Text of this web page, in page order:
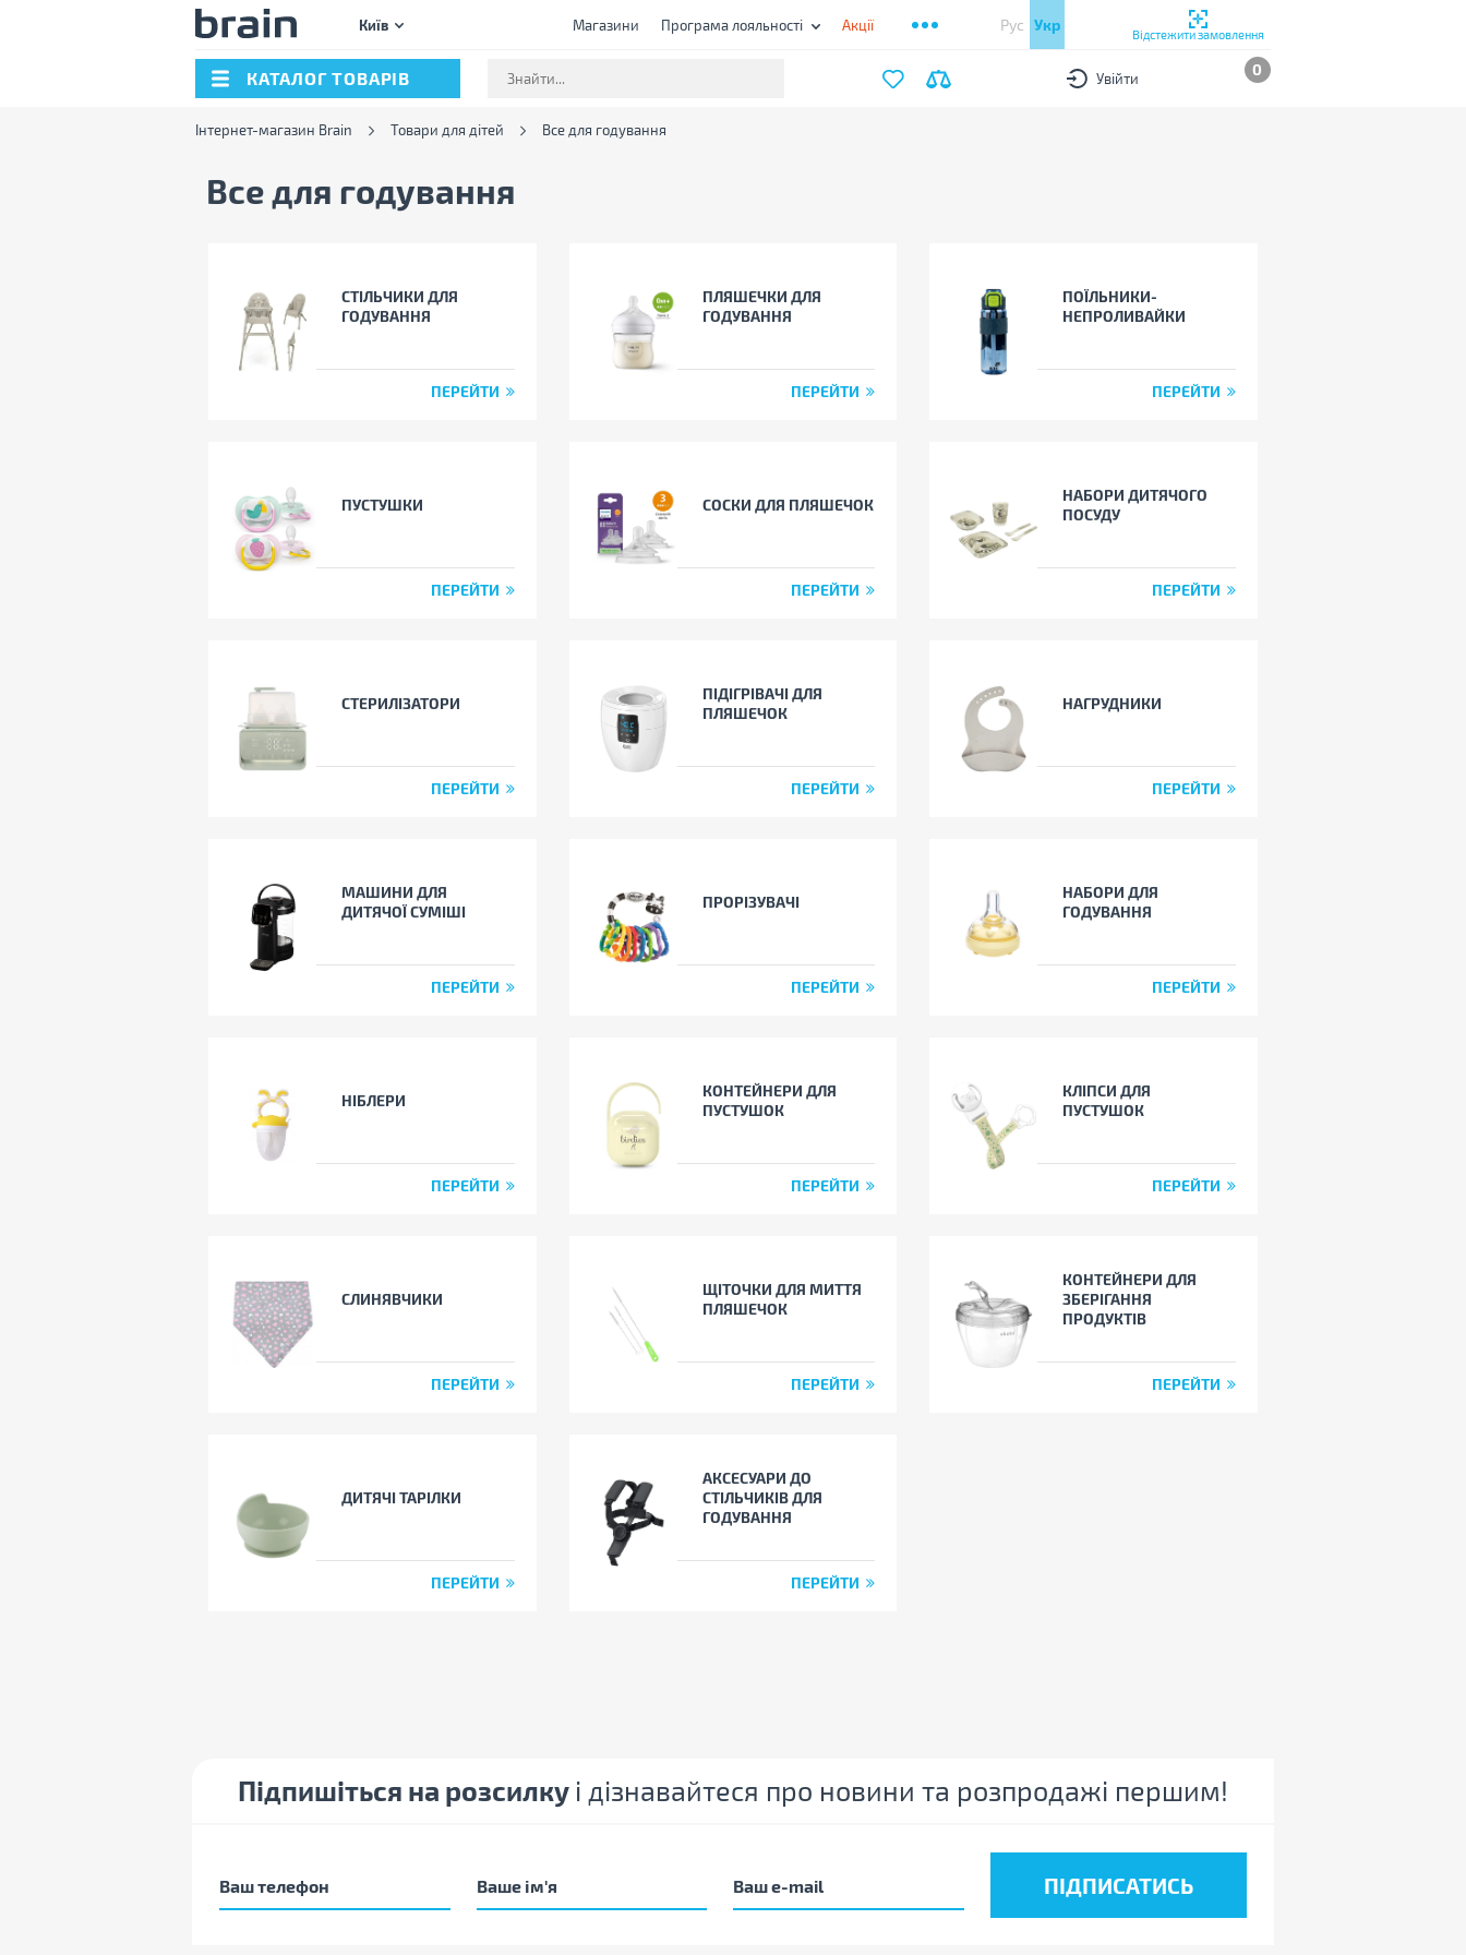
Київ Магазини Програма лояльності Акції Рус Укр
Відстежити замовлення
КАТАЛОГ ТОВАРІВ Увійти 0
Інтернет-магазин Brain Товари для дітей Все для годування
Все для годування
СТІЛЬЧИКИ ДЛЯ
ГОДУВАННЯ
ПЕРЕЙТИ
ПЛЯШЕЧКИ ДЛЯ
ГОДУВАННЯ
ПЕРЕЙТИ
ПОЇЛЬНИКИ-
НЕПРОЛИВАЙКИ
ПЕРЕЙТИ
ПУСТУШКИ
ПЕРЕЙТИ
СОСКИ ДЛЯ ПЛЯШЕЧОК
ПЕРЕЙТИ
НАБОРИ ДИТЯЧОГО
ПОСУДУ
ПЕРЕЙТИ
СТЕРИЛІЗАТОРИ
ПЕРЕЙТИ
ПІДІГРІВАЧІ ДЛЯ
ПЛЯШЕЧОК
ПЕРЕЙТИ
НАГРУДНИКИ
ПЕРЕЙТИ
МАШИНИ ДЛЯ
ДИТЯЧОЇ СУМІШІ
ПЕРЕЙТИ
ПРОРІЗУВАЧІ
ПЕРЕЙТИ
НАБОРИ ДЛЯ
ГОДУВАННЯ
ПЕРЕЙТИ
НІБЛЕРИ
ПЕРЕЙТИ
КОНТЕЙНЕРИ ДЛЯ
ПУСТУШОК
ПЕРЕЙТИ
КЛІПСИ ДЛЯ
ПУСТУШОК
ПЕРЕЙТИ
СЛИНЯВЧИКИ
ПЕРЕЙТИ
ЩІТОЧКИ ДЛЯ МИТТЯ
ПЛЯШЕЧОК
ПЕРЕЙТИ
КОНТЕЙНЕРИ ДЛЯ
ЗБЕРІГАННЯ
ПРОДУКТІВ
ПЕРЕЙТИ
ДИТЯЧІ ТАРІЛКИ
ПЕРЕЙТИ
АКСЕСУАРИ ДО
СТІЛЬЧИКІВ ДЛЯ
ГОДУВАННЯ
ПЕРЕЙТИ
Підпишіться на розсилку і дізнавайтеся про новини та розпродажі першим!